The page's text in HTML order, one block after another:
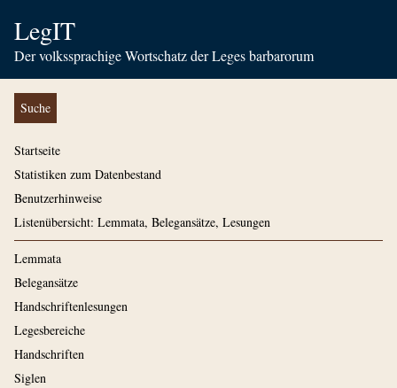
LegIT
Der volkssprachige Wortschatz der Leges barbarorum
Suche
Startseite
Statistiken zum Datenbestand
Benutzerhinweise
Listenübersicht: Lemmata, Belegansätze, Lesungen
Lemmata
Belegansätze
Handschriftenlesungen
Legesbereiche
Handschriften
Siglen